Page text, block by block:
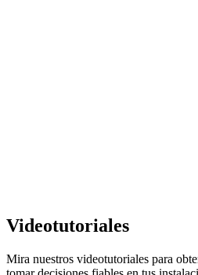
Videotutoriales
Mira nuestros videotutoriales para